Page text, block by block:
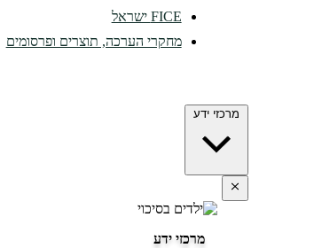
FICE ישראל
מחקרי הערכה, תוצרים ופרסומים
מרכזי ידע
מרכזי ידע